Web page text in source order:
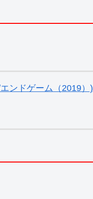
ンドゲーム（2019）)